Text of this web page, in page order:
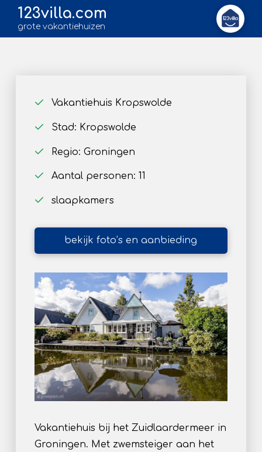
123villa.com
grote vakantiehuizen
Vakantiehuis Kropswolde
Stad: Kropswolde
Regio: Groningen
Aantal personen: 11
slaapkamers
bekijk foto’s en aanbieding
Vakantiehuis bij het Zuidlaardermeer in
Groningen. Met zwemsteiger aan het